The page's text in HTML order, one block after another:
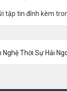
tập tin đính kèm
Nghệ Thời Sự Hải